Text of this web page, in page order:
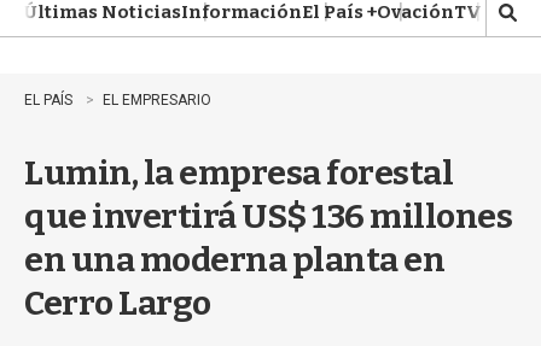
n
uÚltimas NoticiasInformaciónEl País +OvaciónTV Show
M
o
�
EL PAÍS EL EMPRESARIO
Lumin, la empresa forestal
que invertirá US$ 136 millones
en una moderna planta en
Cerro Largo